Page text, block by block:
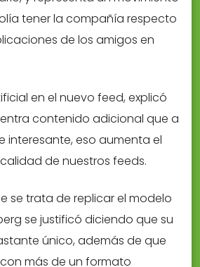
tener la compañía respecto
de los amigos en
en el nuevo feed, explicó
contenido adicional que a
interesante, eso aumenta el
de nuestros feeds.
se trata de replicar el modelo
se justificó diciendo que su
único, además de que
más de un formato